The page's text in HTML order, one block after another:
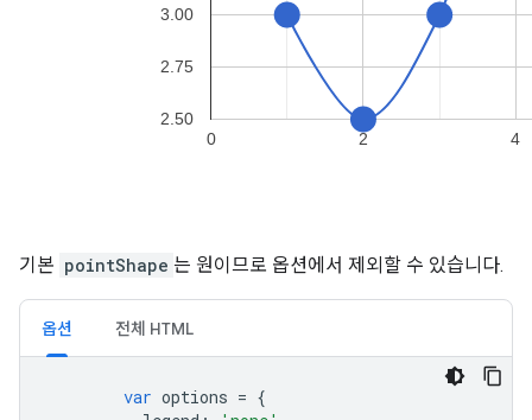
기본 pointShape 는 원이므로 옵션에서 제외할 수 있습니다.
옵션 전체 HTML
var options = {